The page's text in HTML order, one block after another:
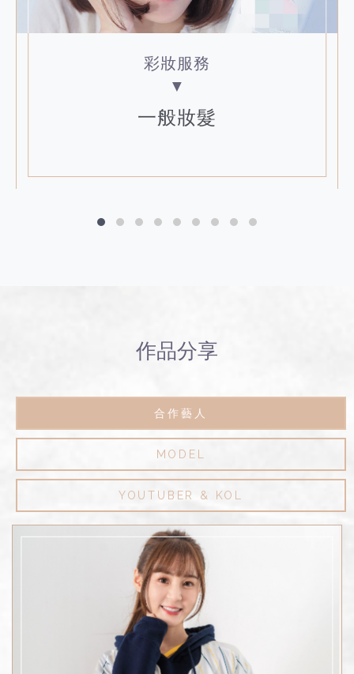
彩妝服務
▼
一般妝髮
作品分享
合作藝人
MODEL
YOUTUBER & KOL